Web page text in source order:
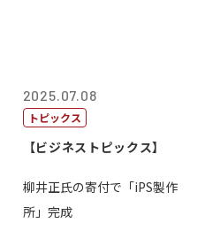
2025.07.08
トピックス
【ビジネストピックス】
柳井正氏の寄付で「iPS製作
所」完成